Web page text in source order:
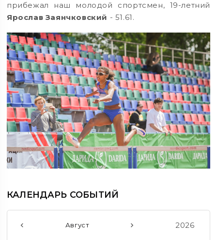
прибежал наш молодой спортсмен, 19-летний
Ярослав Заянчковский - 51.61.
КАЛЕНДАРЬ СОБЫТИЙ
Август 2026